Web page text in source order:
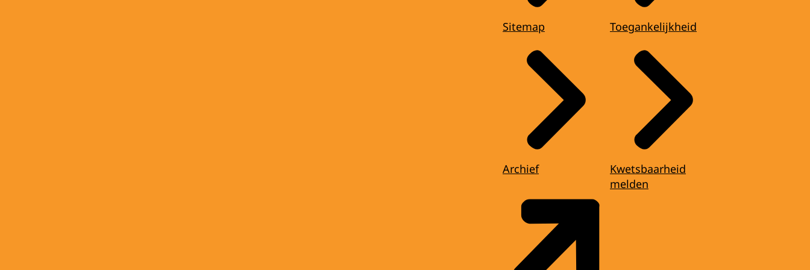
Sitemap
Archief
Toegankelijkheid
Kwetsbaarheid
melden